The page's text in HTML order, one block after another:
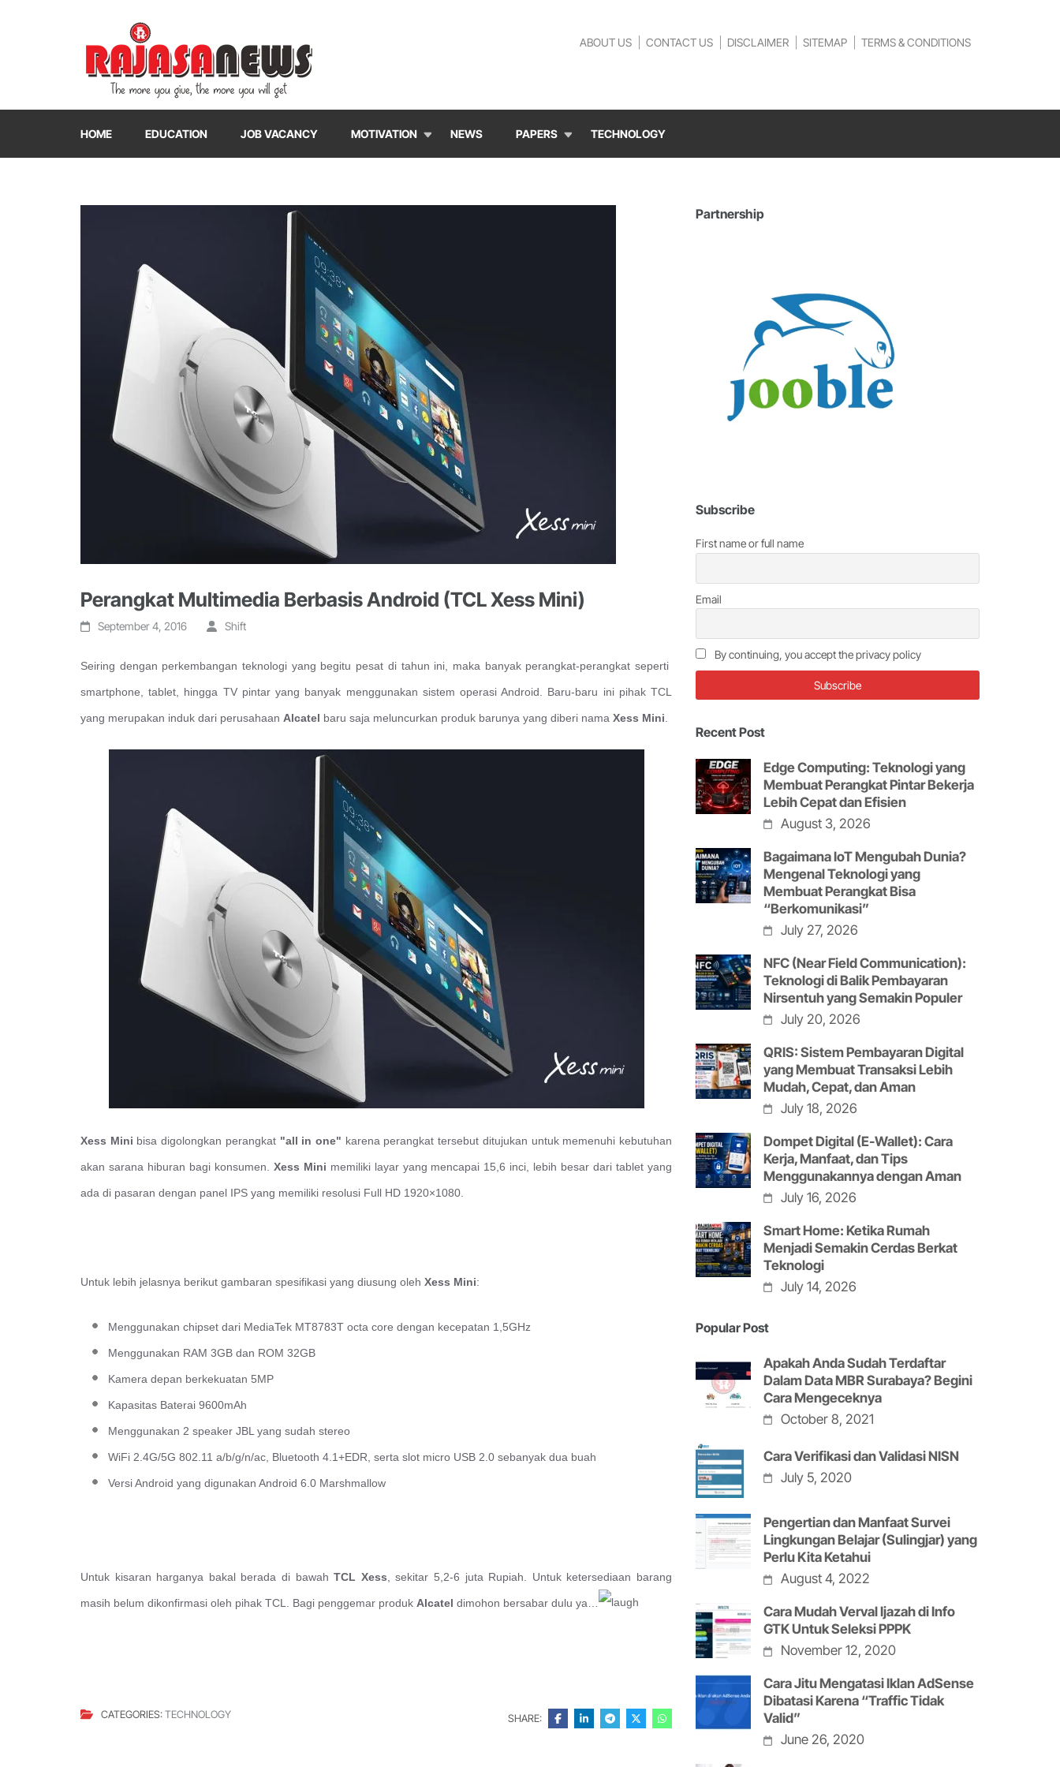
RajasaNews
"The more you give, the more you will get"
ABOUT US CONTACT US DISCLAIMER SITEMAP TERMS & CONDITIONS
HOME EDUCATION JOB VACANCY MOTIVATION NEWS PAPERS TECHNOLOGY
Perangkat Multimedia Berbasis Android (TCL Xess Mini)
September 4, 2016 Shift
Seiring dengan perkembangan teknologi yang begitu pesat di tahun ini, maka banyak perangkat-perangkat seperti
smartphone, tablet, hingga TV pintar yang banyak menggunakan sistem operasi Android. Baru-baru ini pihak TCL
yang merupakan induk dari perusahaan Alcatel baru saja meluncurkan produk barunya yang diberi nama Xess Mini
Xess Mini bisa digolongkan perangkat "all in one" karena perangkat tersebut ditujukan untuk memenuhi kebutuhan
akan sarana hiburan bagi konsumen. Xess Mini memiliki layar yang mencapai 15,6 inci, lebih besar dari tablet yang
ada di pasaran dengan panel IPS yang memiliki resolusi Full HD 1920×1080.
Untuk lebih jelasnya berikut gambaran spesifikasi yang diusung oleh Xess Mini:
Menggunakan chipset dari MediaTek MT8783T octa core dengan kecepatan 1,5GHz
Menggunakan RAM 3GB dan ROM 32GB
Kamera depan berkekuatan 5MP
Kapasitas Baterai 9600mAh
Menggunakan 2 speaker JBL yang sudah stereo
WiFi 2.4G/5G 802.11 a/b/g/n/ac, Bluetooth 4.1+EDR, serta slot micro USB 2.0 sebanyak dua buah
Versi Android yang digunakan Android 6.0 Marshmallow
Untuk kisaran harganya bakal berada di bawahTCL Xess , sekitar 5,2-6 juta Rupiah. Untuk ketersediaan barang
masih belum dikonfirmasi oleh pihak TCL. Bagi penggemar produk Alcatel dimohon bersabar dulu ya…
CATEGORIES:TECHNOLOGY SHARE:
Partnership
Subscribe
First name or full name
Email
By continuing, you accept the privacy policy
Recent Post
Edge Computing: Teknologi yang
Membuat Perangkat Pintar Bekerja
Lebih Cepat dan Efisien
August 3, 2026
Bagaimana IoT Mengubah Dunia?
Mengenal Teknologi yang
Membuat Perangkat Bisa
“Berkomunikasi”
July 27, 2026
NFC (Near Field Communication):
Teknologi di Balik Pembayaran
Nirsentuh yang Semakin Populer
July 20, 2026
QRIS: Sistem Pembayaran Digital
yang Membuat Transaksi Lebih
Mudah, Cepat, dan Aman
July 18, 2026
Dompet Digital (E-Wallet): Cara
Kerja, Manfaat, dan Tips
Menggunakannya dengan Aman
July 16, 2026
Smart Home: Ketika Rumah
Menjadi Semakin Cerdas Berkat
Teknologi
July 14, 2026
Popular Post
Apakah Anda Sudah Terdaftar
Dalam Data MBR Surabaya? Begini
Cara Mengeceknya
October 8, 2021
Cara Verifikasi dan Validasi NISN
July 5, 2020
Pengertian dan Manfaat Survei
Lingkungan Belajar (Sulingjar) yang
Perlu Kita Ketahui
August 4, 2022
Cara Mudah Verval Ijazah di Info
GTK Untuk Seleksi PPPK
November 12, 2020
Cara Jitu Mengatasi Iklan AdSense
Dibatasi Karena “Traffic Tidak
Valid”
June 26, 2020